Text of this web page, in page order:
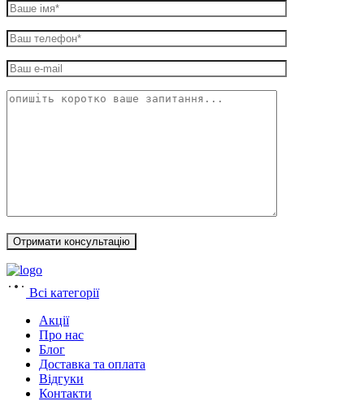
Всі категорії
Акції
Про нас
Блог
Доставка та оплата
Відгуки
Контакти